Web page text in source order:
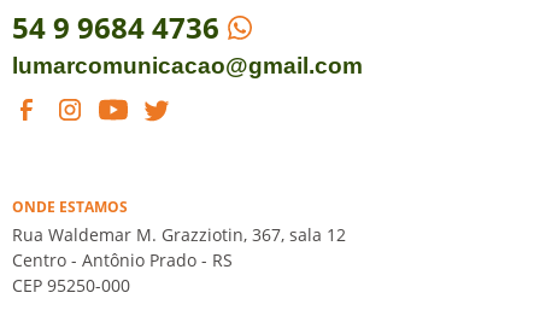
54 9 9684 4736
lumarcomunicacao@gmail.com
ONDE ESTAMOS
Rua Waldemar M. Grazziotin, 367, sala 12
Centro - Antônio Prado - RS
CEP 95250-000